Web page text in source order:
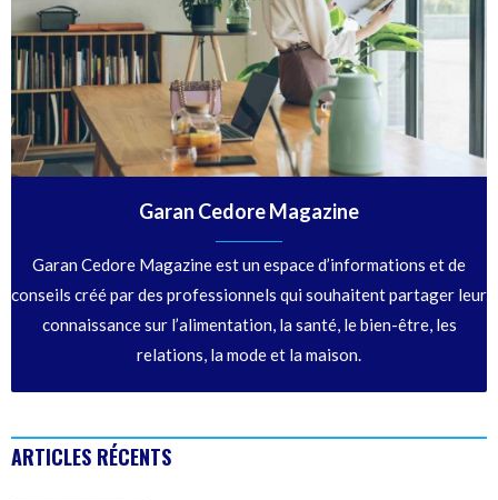
Garan Cedore Magazine
Garan Cedore Magazine est un espace d’informations et de
conseils créé par des professionnels qui souhaitent partager leur
connaissance sur l’alimentation, la santé, le bien-être, les
relations, la mode et la maison.
ARTICLES RÉCENTS